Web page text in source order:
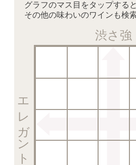
グラフのマス目をタップすると
その他の味わいのワインも検
渋さ強
エレガント